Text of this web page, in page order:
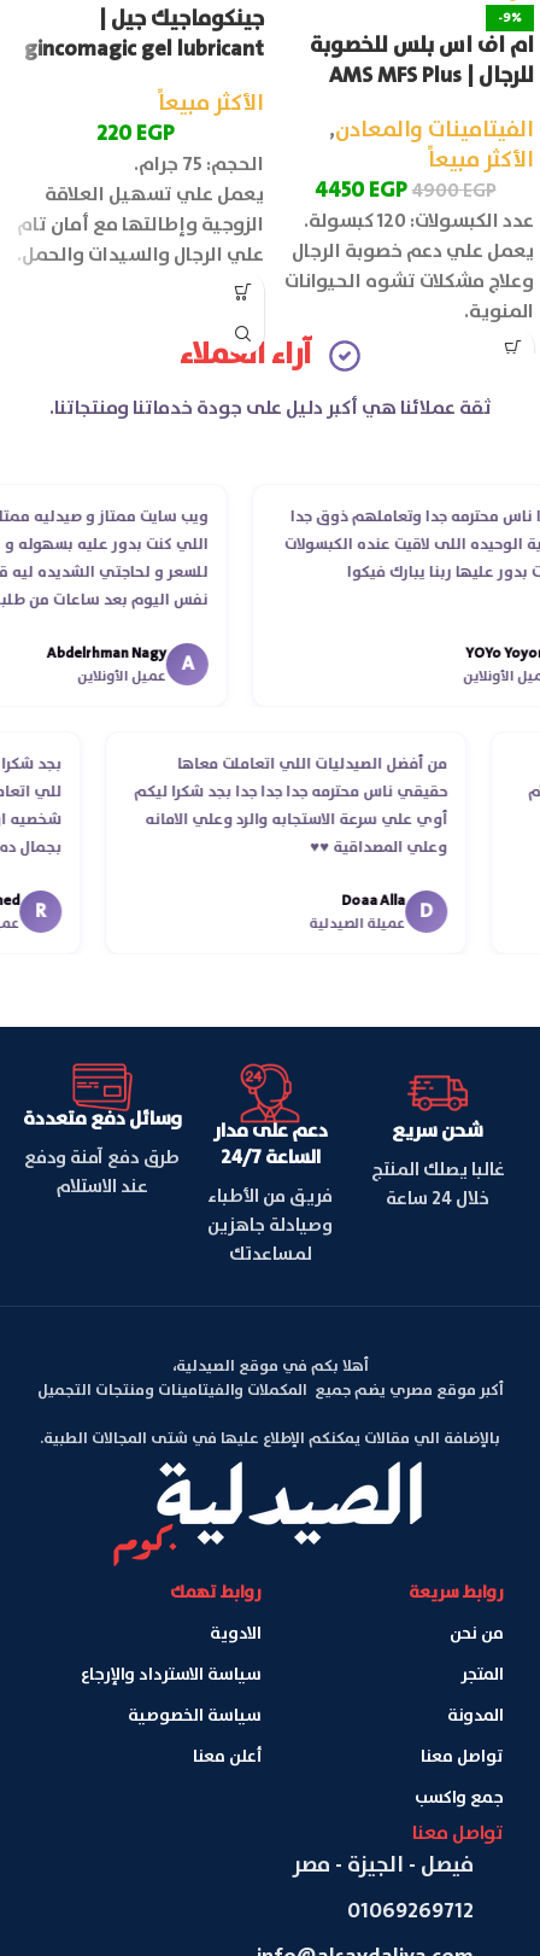
-9%
ام اف اس بلس للخصوبة
للرجال | AMS MFS Plus
الفيتامينات والمعادن,
الأكثر مبيعاً
4900EGP
4450EGP
عدد الكبسولات: 120 كبسولة.
يعمل علي دعم خصوبة الرجال
وعلاج مشكلات تشوه الحيوانات
المنوية.
جينكوماجيك جيل |
gincomagic gel lubricant
الأكثر مبيعاً
220EGP
الحجم: 75 جرام.
يعمل علي تسهيل العلاقة
الزوجية وإطالتها مع أمان تام
علي الرجال والسيدات والحمل.
آراء العملاء
ثقة عملائنا هي أكبر دليل على جودة خدماتنا ومنتجاتنا.
محترمه جدا وتعاملهم ذوق جدا
اللى لاقيت عنده الكبسولات
عليها ربنا يبارك فيكوا
YOYo
ويب سايت ممتاز و صيدليه ممتازه
اللي كنت بدور عليه بسهوله و من
للسعر و لحاجتي الشديده ليه قدر
نفس اليوم بعد ساعات من طلبي و
انتهاء موعد عمله ..فضل يتابع
استلمت ..شكرا جزيلا ليكم
Abdelrhman Nagy
عميل الأونلاين
من أفضل الصيدليات اللي اتعاملت معاها
حقيقي ناس محترمه جدا جدا جدا بجد شكرا ليكم
أوي علي سرعة الاستجابه والرد وعلي الامانه
وعلي المصداقية ♥️♥️‏
D
Doaa Alla
عميلة الصيدلية
بجد
R
شحن سريع
غالبا يصلك المنتج
خلال 24 ساعة
دعم على مدار
الساعة 24/7
فريق من الأطباء
وصيادلة جاهزين
لمساعدتك
وسائل دفع متعددة
طرق دفع آمنة ودفع
عند الاستلام
أهلا بكم في موقع الصيدلية،
أكبر موقع مصري يضم جميع المكملات والفيتامينات ومنتجات التجميل
بالإضافة الي مقالات يمكنكم الإطلاع عليها في شتى المجالات الطبية.
روابط سريعة
من نحن
المتجر
المدونة
تواصل معنا
جمع واكسب
روابط تهمك
الادوية
سياسة الاسترداد والإرجاع
سياسة الخصوصية
أعلن معنا
تواصل معنا
فيصل - الجيزة - مصر
01069269712